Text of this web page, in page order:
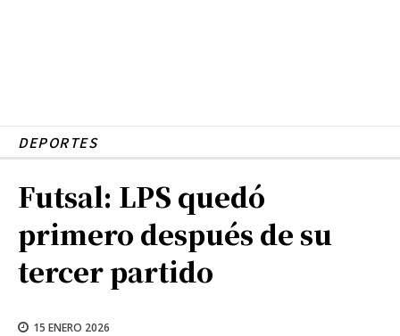
DEPORTES
Futsal: LPS quedó
primero después de su
tercer partido
15 ENERO 2026